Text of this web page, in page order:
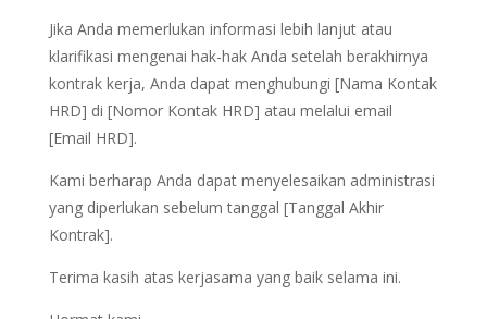
Jika Anda memerlukan informasi lebih lanjut atau
klarifikasi mengenai hak-hak Anda setelah berakhirnya
kontrak kerja, Anda dapat menghubungi [Nama Kontak
HRD] di [Nomor Kontak HRD] atau melalui email
[Email HRD].
Kami berharap Anda dapat menyelesaikan administrasi
yang diperlukan sebelum tanggal [Tanggal Akhir
Kontrak].
Terima kasih atas kerjasama yang baik selama ini.